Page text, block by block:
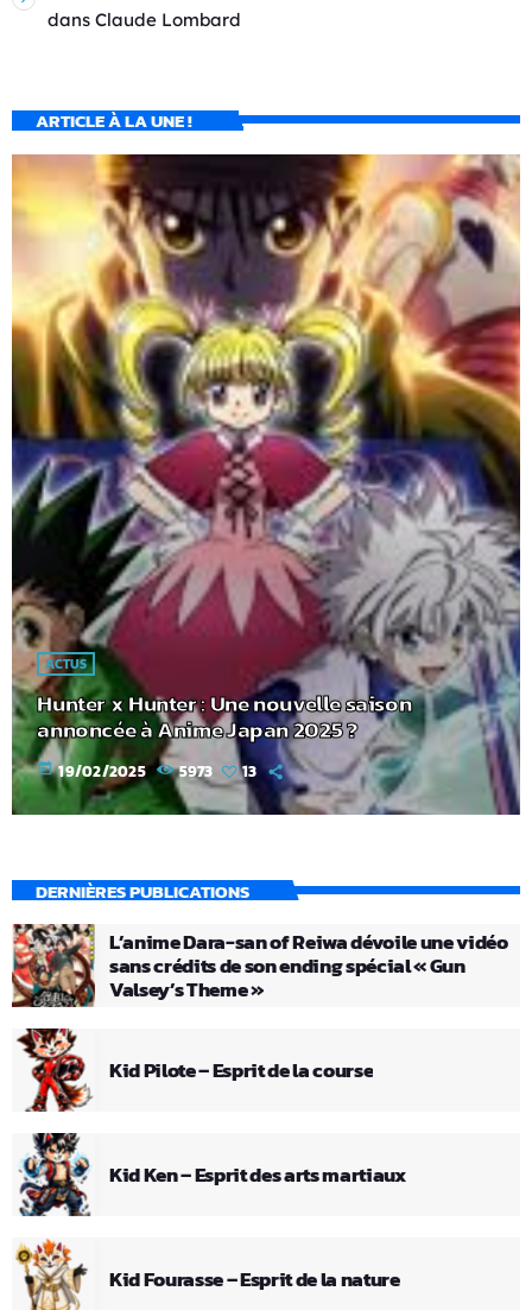
dans Claude Lombard
ARTICLE À LA UNE !
ACTUS
Hunter x Hunter : Une nouvelle saison
annoncée à Anime Japan 2025 ?
today 19/02/2025 5973 13
DERNIÈRES PUBLICATIONS
L’anime Dara-san of Reiwa dévoile une vidéo
sans crédits de son ending spécial « Gun
Valsey’s Theme »
Kid Pilote – Esprit de la course
Kid Ken – Esprit des arts martiaux
Kid Fourasse – Esprit de la nature